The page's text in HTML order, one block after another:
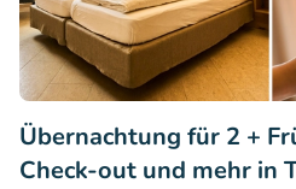
Übernachtung für 2 +
Check-out und mehr in